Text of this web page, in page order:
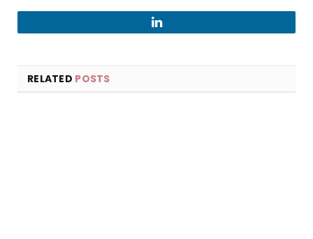
LinkedIn
RELATED POSTS